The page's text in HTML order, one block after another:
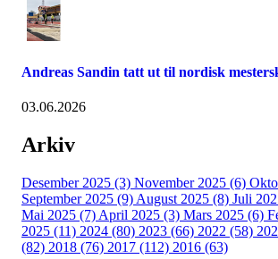
Andreas Sandin tatt ut til nordisk
03.06.2026
Arkiv
Desember 2025 (3) November 2025 (6)
September 2025 (9) August 2025 (8) Juli
Mai 2025 (7) April 2025 (3) Mars 2025 (6)
2025 (11) 2024 (80) 2023 (66) 2022 (58)
(82) 2018 (76) 2017 (112) 2016 (63)